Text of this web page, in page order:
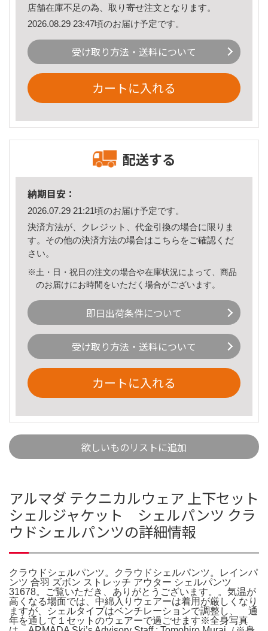
店舗在庫不足の為、取り寄せ注文となります。
2026.08.29 23:47頃のお届け予定です。
受け取り方法・送料について
カートに入れる
配送する
納期目安：
2026.07.29 21:21頃のお届け予定です。
決済方法が、クレジット、代金引換の場合に限りま
す。その他の決済方法の場合はこちら をご確認くだ
さい。
※土・日・祝日の注文の場合や在庫状況によって、商品
のお届けにお時間をいただく場合がございます。
即日出荷条件について
受け取り方法・送料について
カートに入れる
欲しいものリストに追加
アルマダ テクニカルウェア 上下セット
シェルジャケット シェルパンツ クラ
ウドシェルパンツの詳細情報
クラウドシェルパンツ。クラウドシェルパンツ。レインパ
ンツ 合羽 ズボン ストレッチ アウター シェルパンツ
31678。ご覧いただき、ありがとうございます。。気温が
高くなる場面では、中綿入りウェアーは着用が厳しくなり
ますが、シェルタイプはベンチレーションで調整し、 通
年を通して１セットのウェアーで過ごせます※全身写真